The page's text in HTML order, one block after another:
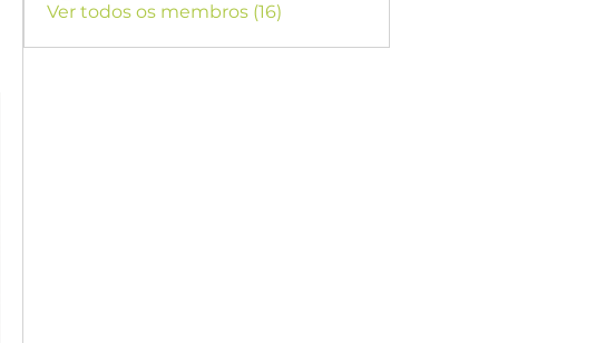
Ver todos os membros (16)